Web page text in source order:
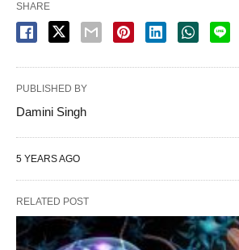
SHARE
PUBLISHED BY
Damini Singh
5 YEARS AGO
RELATED POST